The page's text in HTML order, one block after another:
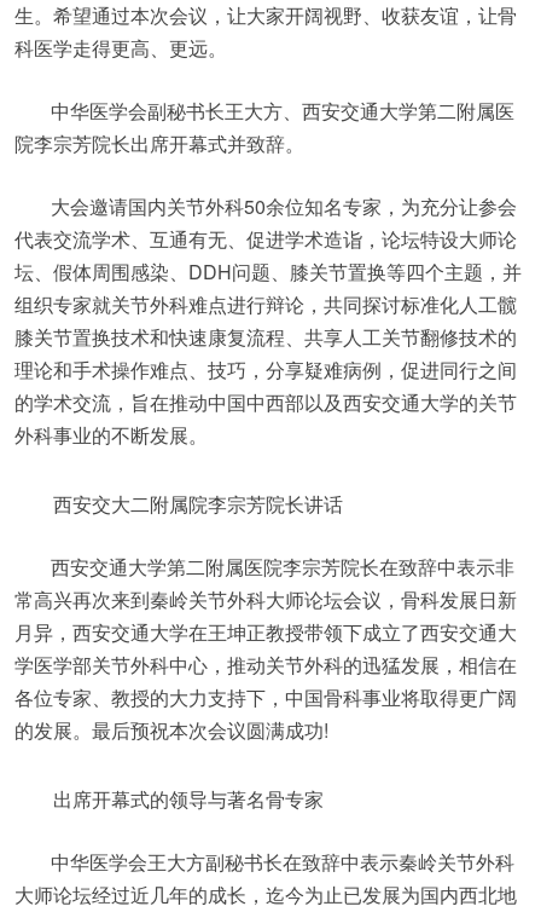
生。希望通过本次会议，让大家开阔视野、收获友谊，让骨
科医学走得更高、更远。
中华医学会副秘书长王大方、西安交通大学第二附属医
院李宗芳院长出席开幕式并致辞。
大会邀请国内关节外科50余位知名专家，为充分让参会
代表交流学术、互通有无、促进学术造诣，论坛特设大师论
坛、假体周围感染、DDH问题、膝关节置换等四个主题，并
组织专家就关节外科难点进行辩论，共同探讨标准化人工髋
膝关节置换技术和快速康复流程、共享人工关节翻修技术的
理论和手术操作难点、技巧，分享疑难病例，促进同行之间
的学术交流，旨在推动中国中西部以及西安交通大学的关节
外科事业的不断发展。
西安交大二附属院李宗芳院长讲话
西安交通大学第二附属医院李宗芳院长在致辞中表示非
常高兴再次来到秦岭关节外科大师论坛会议，骨科发展日新
月异，西安交通大学在王坤正教授带领下成立了西安交通大
学医学部关节外科中心，推动关节外科的迅猛发展，相信在
各位专家、教授的大力支持下，中国骨科事业将取得更广阔
的发展。最后预祝本次会议圆满成功!
出席开幕式的领导与著名骨专家
中华医学会王大方副秘书长在致辞中表示秦岭关节外科
大师论坛经过近几年的成长，迄今为止已发展为国内西北地